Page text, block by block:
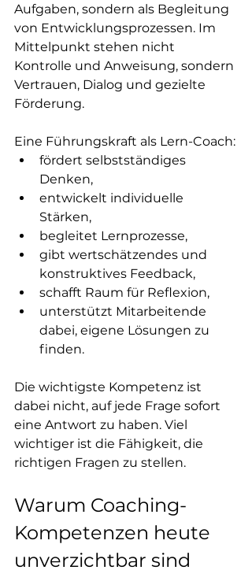
Aufgaben, sondern als Begleitung
von Entwicklungsprozessen. Im
Mittelpunkt stehen nicht
Kontrolle und Anweisung, sondern
Vertrauen, Dialog und gezielte
Förderung.
Eine Führungskraft als Lern-Coach:
fördert selbstständiges
Denken,
entwickelt individuelle
Stärken,
begleitet Lernprozesse,
gibt wertschätzendes und
konstruktives Feedback,
schafft Raum für Reflexion,
unterstützt Mitarbeitende
dabei, eigene Lösungen zu
finden.
Die wichtigste Kompetenz ist
dabei nicht, auf jede Frage sofort
eine Antwort zu haben. Viel
wichtiger ist die Fähigkeit, die
richtigen Fragen zu stellen.
Warum Coaching-
Kompetenzen heute
unverzichtbar sind